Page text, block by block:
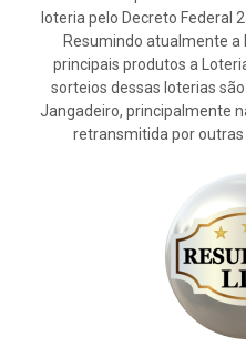
loteria pelo Decreto Federal
Resumindo atualmente
principais produtos a
sorteios dessas loterias
Jangadeiro, principalmente
retransmitida por outras